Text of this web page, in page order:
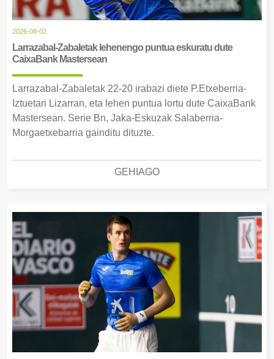
2026-08-02
Larrazabal-Zabaletak lehenengo puntua eskuratu dute
CaixaBank Mastersean
Larrazabal-Zabaletak 22-20 irabazi diete P.Etxeberria-
Iztuetari Lizarran, eta lehen puntua lortu dute CaixaBank
Mastersean. Serie Bn, Jaka-Eskuzak Salaberria-
Morgaetxebarria gainditu dituzte.
GEHIAGO